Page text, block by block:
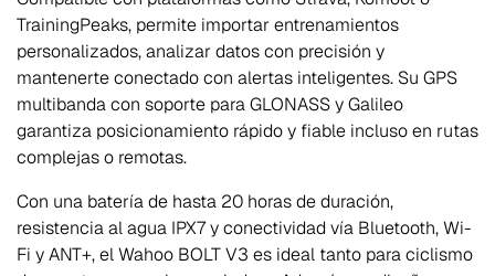
TrainingPeaks, permite importar entrenamientos
personalizados, analizar datos con precisión y
mantenerte conectado con alertas inteligentes. Su GPS
multibanda con soporte para GLONASS y Galileo
garantiza posicionamiento rápido y fiable incluso en rutas
complejas o remotas.
Con una batería de hasta 20 horas de duración,
resistencia al agua IPX7 y conectividad vía Bluetooth, Wi-
Fi y ANT+, el Wahoo BOLT V3 es ideal tanto para ciclismo